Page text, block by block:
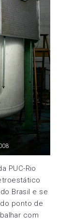
PUC-Rio
Brasil e se
ponto de
com